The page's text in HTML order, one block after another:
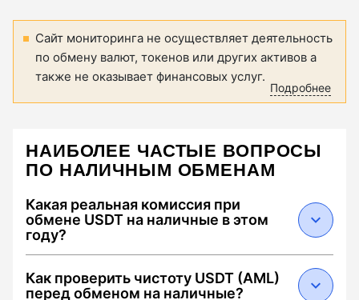
Сайт мониторинга не осуществляет деятельность
по обмену валют, токенов или других активов а
также не оказывает финансовых услуг.
Подробнее
НАИБОЛЕЕ ЧАСТЫЕ ВОПРОСЫ
ПО НАЛИЧНЫМ ОБМЕНАМ
Какая реальная комиссия при
обмене USDT на наличные в этом
году?
составляет от 0.5% до 2.5%. Она складывается
Как проверить чистоту USDT (AML)
перед обменом на наличные?